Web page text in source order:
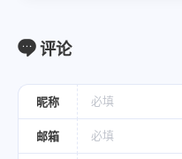
应用
血热吐血、衄血、尿血
评论
昵称
邮箱